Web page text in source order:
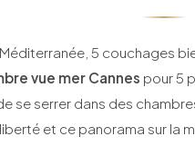
5 couchages
vue mer Cannes pour 5
se serrer dans des
liberté et ce panorama sur la